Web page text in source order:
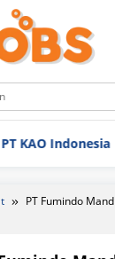
Indonesia
PT Fumindo